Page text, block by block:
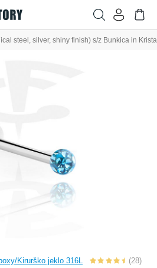
steel, silver, shiny finish) s/z Bunkica in
Kirurško jeklo 316L (28)